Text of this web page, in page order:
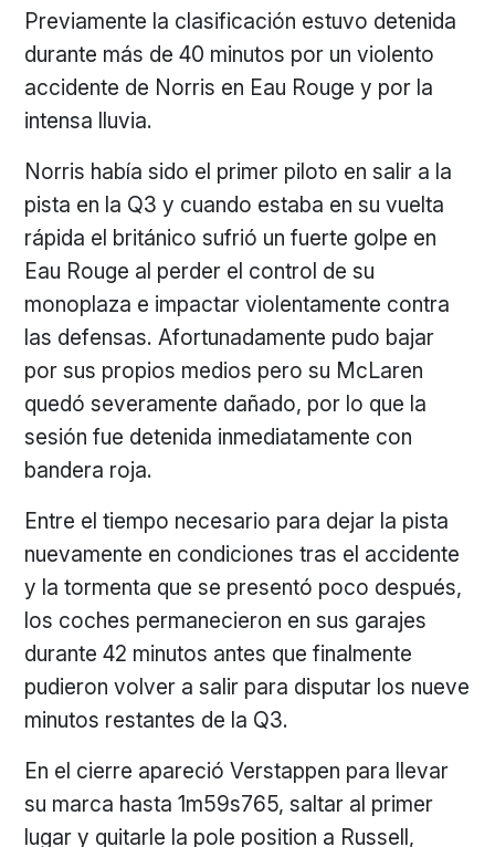
Previamente la clasificación estuvo detenida
durante más de 40 minutos por un violento
accidente de Norris en Eau Rouge y por la
intensa lluvia.
Norris había sido el primer piloto en salir a la
pista en la Q3 y cuando estaba en su vuelta
rápida el británico sufrió un fuerte golpe en
Eau Rouge al perder el control de su
monoplaza e impactar violentamente contra
las defensas. Afortunadamente pudo bajar
por sus propios medios pero su McLaren
quedó severamente dañado, por lo que la
sesión fue detenida inmediatamente con
bandera roja.
Entre el tiempo necesario para dejar la pista
nuevamente en condiciones tras el accidente
y la tormenta que se presentó poco después,
los coches permanecieron en sus garajes
durante 42 minutos antes que finalmente
pudieron volver a salir para disputar los nueve
minutos restantes de la Q3.
En el cierre apareció Verstappen para llevar
su marca hasta 1m59s765, saltar al primer
lugar y quitarle la pole position a Russell,